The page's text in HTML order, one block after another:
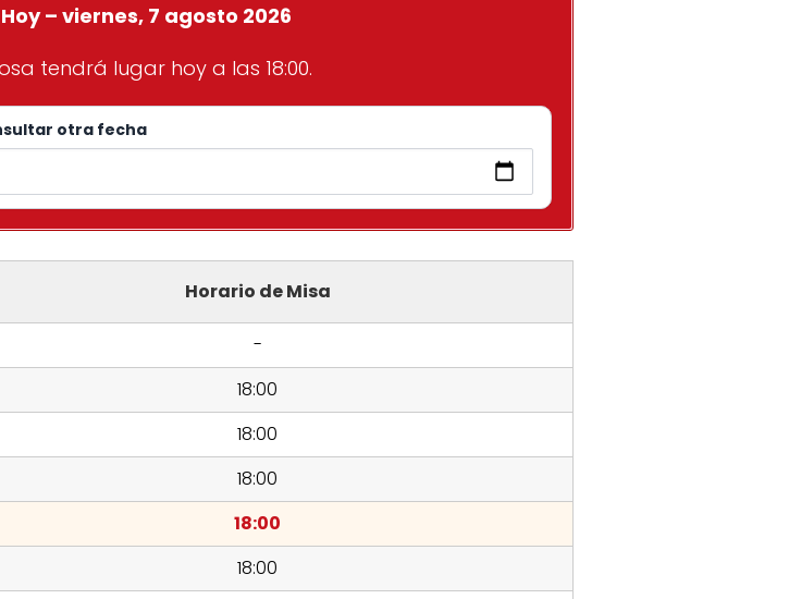
– viernes, 7 agosto 2026
tendrá lugar hoy a las 18:00.
otra fecha
Horario de Misa
-
18:00
18:00
18:00
18:00
18:00